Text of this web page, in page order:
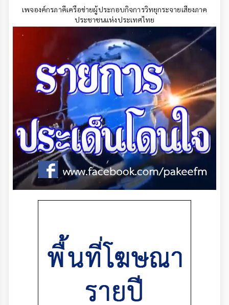
เพจองค์กรภาคีเครือข่ายผู้ประกอบกิจการวิทยุกระจายเสียงภาค
ประชาชนแห่งประเทศไทย